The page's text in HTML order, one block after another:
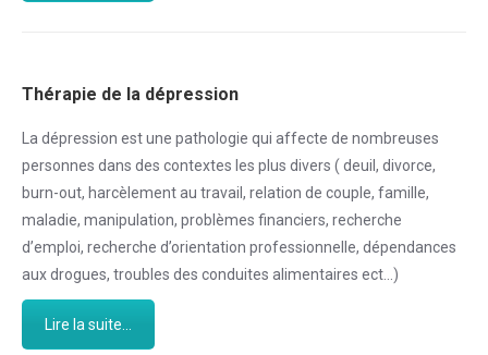
Thérapie de la dépression
La dépression est une pathologie qui affecte de nombreuses
personnes dans des contextes les plus divers ( deuil, divorce,
burn-out, harcèlement au travail, relation de couple, famille,
maladie, manipulation, problèmes financiers, recherche
d’emploi, recherche d’orientation professionnelle, dépendances
aux drogues, troubles des conduites alimentaires ect…)
Lire la suite...